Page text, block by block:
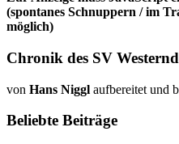
(spontanes Schnuppern / im
möglich)
Chronik des SV
von Hans Niggl aufbereitet und
Beliebte Beiträge